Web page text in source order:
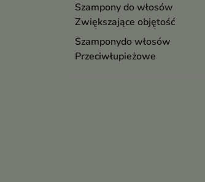
Szampony do włosów
Zwiększające objętość
Szamponydo włosów
Przeciwłupieżowe